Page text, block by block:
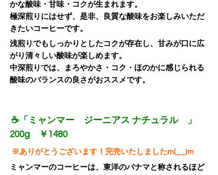
かな酸味・甘味・コクが生まれます。
極深煎りにはせず、是非、良質な酸味をお楽しみいただ
きたいコーヒーです。
浅煎りでもしっかりとしたコクが存在し、甘みが口に広
がり清々しい酸味が楽しめます。
中深煎りでは、
まろやかさ・コク・ ほのかに感じられる
酸味のバランスの良さがおススメです。
☕「ミャンマー ジーニアス ナチュラル 」
200g ￥1480
※ありがとうございます！完売いたしましたm(__)m
ミャンマーのコーヒーは、東洋のパナマと称されるほど